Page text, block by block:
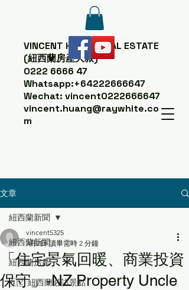
VINCENT HUANGREAL ESTATE
(紐西蘭房產大叔)
0222 6666 47
Whatsapp:+64222666647
Wechat: vincent0222666647
vincent.huang@raywhite.co
m
文章
紐西蘭新聞
紐西蘭房產
🇳🇿 紐西蘭必訪景點
紐西蘭新聞
「住宅景氣回暖、商業投資
保守」-NZ Property Uncle
vincent5325
7月2日 讀畢需時 2 分鐘